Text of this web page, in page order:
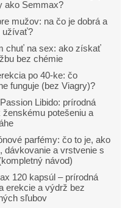
ako Semmax?
mužov: na čo je dobrá a
užívať?
chuť na sex: ako získať
bez chémie
po 40-ke: čo
funguje (bez Viagry)?
Libido: prírodná
ženskému potešeniu a
parfémy: čo to je, ako
dávkovanie a vrstvenie s
návod)
120 kapsúl – prírodná
erekcie a výdrž bez
sľubov